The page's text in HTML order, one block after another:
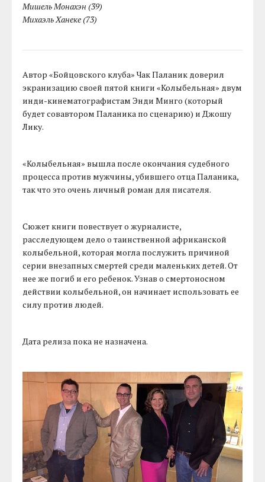
Мишель Монахэн (39)
Михаэль Ханеке (73)
Автор «Бойцовского клуба» Чак Паланик доверил
экранизацию своей пятой книги «Колыбельная» двум
инди-кинематографистам Энди Минго (который
будет совавтором Паланика по сценарию) и Джошу
Лику.
«Колыбельная» вышла после окончания судебного
процесса против мужчины, убившего отца Паланика,
так что это очень личный роман для писателя.
Сюжет книги повествует о журналисте,
расследующем дело о таинственной африканской
колыбельной, которая могла послужить причиной
серии внезапных смертей среди маленьких детей. От
нее же погиб и его ребенок. Узнав о смертоносном
действии колыбельной, он начинает использовать ее
силу против людей.
Дата релиза пока не назначена.